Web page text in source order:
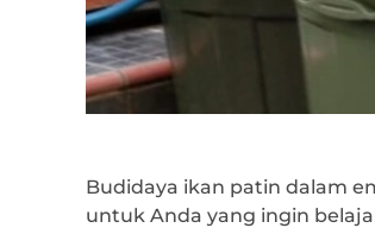
Budidaya ikan patin dalam
untuk Anda yang ingin